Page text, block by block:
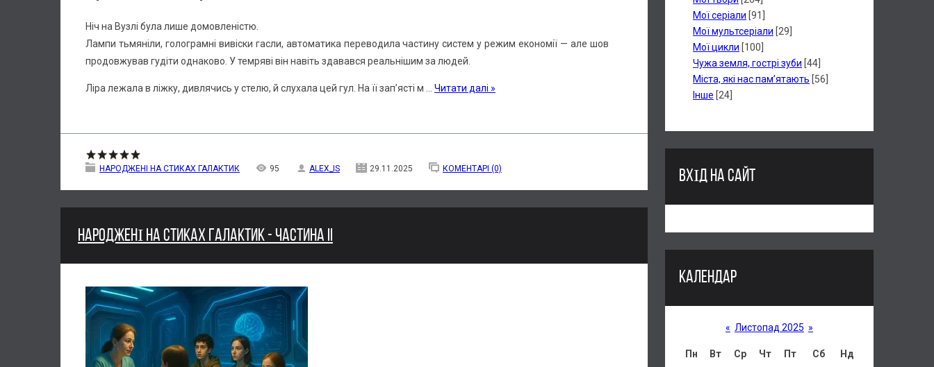
Ніч на Вузлі була лише домовленістю.
Лампи тьмяніли, голограмні вивіски гасли, автоматика переводила частину систем у режим економії — але шов
продовжував гудіти однаково. У темряві він навіть здавався реальнішим за людей.
Ліра лежала в ліжку, дивлячись у стелю, й слухала цей гул. На її зап’ясті м Читати далі »
НАРОДЖЕНІ НА СТИКАХ ГАЛАКТИК 95 ALEX_IS 29.11.2025 КОМЕНТАРІ (0)
НАРОДЖЕНІ НА СТИКАХ ГАЛАКТИК - ЧАСТИНА II
Мої серіали [91]
Мої мультсеріали [29]
Мої цикли [100]
Чужа земля, гострі зуби [44]
Міста, які нас пам’ятають [56]
Інше [24]
ВХІД НА САЙТ
КАЛЕНДАР
« Листопад 2025 »
Пн Вт Ср Чт Пт Сб
Нд